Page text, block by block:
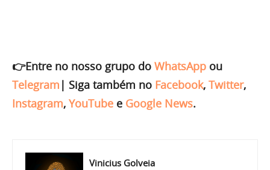
👉Entre no nosso grupo do WhatsApp ou
Telegram | Siga também no Facebook, Twitter,
Instagram, YouTube e Google News.
Vinicius Golveia